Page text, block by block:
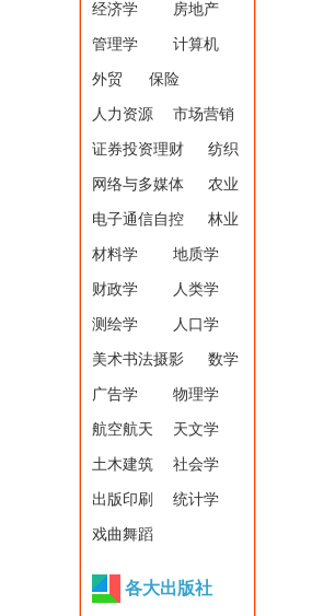
经济学 房地产
管理学 计算机
外贸 保险
人力资源 市场营销
证券投资理财 纺织
网络与多媒体 农业
电子通信自控 林业
材料学 地质学
财政学 人类学
测绘学 人口学
美术书法摄影 数学
广告学 物理学
航空航天 天文学
土木建筑 社会学
出版印刷 统计学
戏曲舞蹈
各大出版社